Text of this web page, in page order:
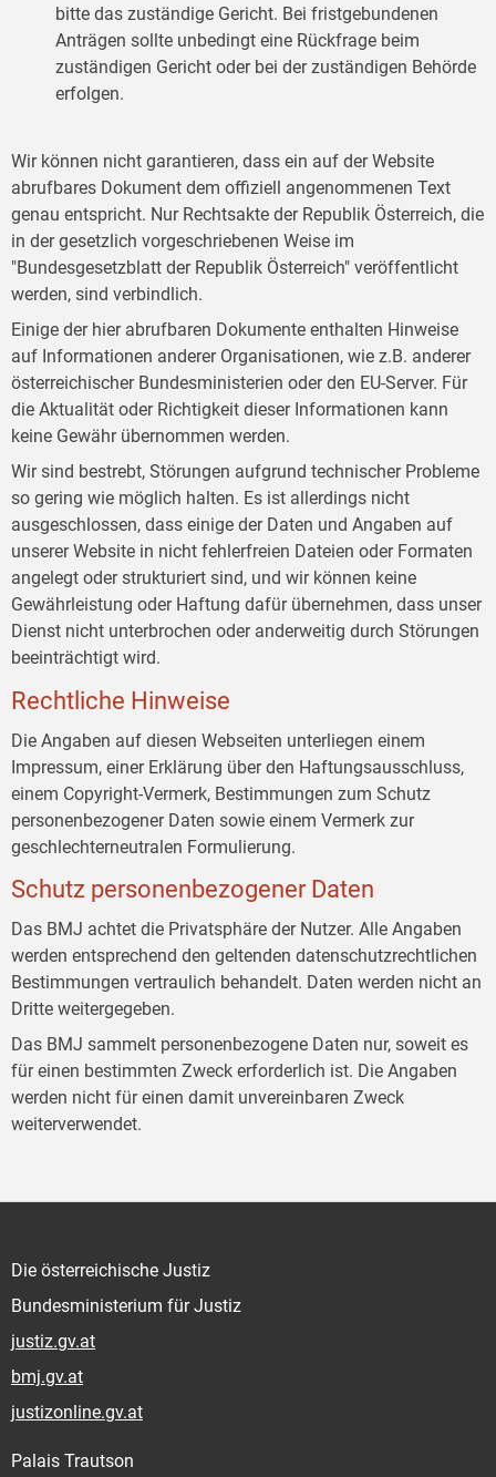
bitte das zuständige Gericht. Bei fristgebundenen
Anträgen sollte unbedingt eine Rückfrage beim
zuständigen Gericht oder bei der zuständigen Behörde
erfolgen.
Wir können nicht garantieren, dass ein auf der Website
abrufbares Dokument dem offiziell angenommenen Text
genau entspricht. Nur Rechtsakte der Republik Österreich, die
in der gesetzlich vorgeschriebenen Weise im
"Bundesgesetzblatt der Republik Österreich" veröffentlicht
werden, sind verbindlich.
Einige der hier abrufbaren Dokumente enthalten Hinweise
auf Informationen anderer Organisationen, wie z.B. anderer
österreichischer Bundesministerien oder den EU-Server. Für
die Aktualität oder Richtigkeit dieser Informationen kann
keine Gewähr übernommen werden.
Wir sind bestrebt, Störungen aufgrund technischer Probleme
so gering wie möglich halten. Es ist allerdings nicht
ausgeschlossen, dass einige der Daten und Angaben auf
unserer Website in nicht fehlerfreien Dateien oder Formaten
angelegt oder strukturiert sind, und wir können keine
Gewährleistung oder Haftung dafür übernehmen, dass unser
Dienst nicht unterbrochen oder anderweitig durch Störungen
beeinträchtigt wird.
Rechtliche Hinweise
Die Angaben auf diesen Webseiten unterliegen einem
Impressum, einer Erklärung über den Haftungsausschluss,
einem Copyright-Vermerk, Bestimmungen zum Schutz
personenbezogener Daten sowie einem Vermerk zur
geschlechterneutralen Formulierung.
Schutz personenbezogener Daten
Das BMJ achtet die Privatsphäre der Nutzer. Alle Angaben
werden entsprechend den geltenden datenschutzrechtlichen
Bestimmungen vertraulich behandelt. Daten werden nicht an
Dritte weitergegeben.
Das BMJ sammelt personenbezogene Daten nur, soweit es
für einen bestimmten Zweck erforderlich ist. Die Angaben
werden nicht für einen damit unvereinbaren Zweck
weiterverwendet.
Die österreichische Justiz
Bundesministerium für Justiz
justiz.gv.at
bmj.gv.at
justizonline.gv.at
Palais Trautson